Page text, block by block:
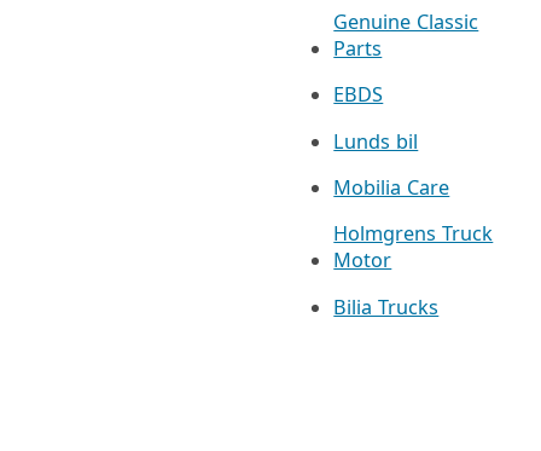
Genuine Classic
Parts
EBDS
Lunds bil
Mobilia Care
Holmgrens Truck
Motor
Bilia Trucks